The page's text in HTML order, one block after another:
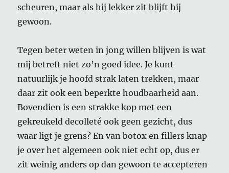
scheuren, maar als hij lekker zit blijft hij
gewoon.
Tegen beter weten in jong willen blijven is wat
mij betreft niet zo’n goed idee. Je kunt
natuurlijk je hoofd strak laten trekken, maar
daar zit ook een beperkte houdbaarheid aan.
Bovendien is een strakke kop met een
gekreukeld decolleté ook geen gezicht, dus
waar ligt je grens? En van botox en fillers knap
je over het algemeen ook niet echt op, dus er
zit weinig anders op dan gewoon te accepteren